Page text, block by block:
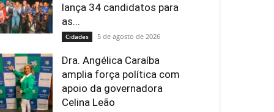
lança 34 candidatos para
as...
Cidades 5 de agosto de 2026
Dra. Angélica Caraíba
amplia força política com
apoio da governadora
Celina Leão